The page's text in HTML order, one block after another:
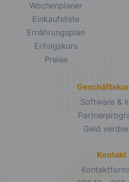
Wochenplaner
Einkaufsliste
Ernährungsplan
Erfolgskurs
Preise
Software &
Geld
Kontakt